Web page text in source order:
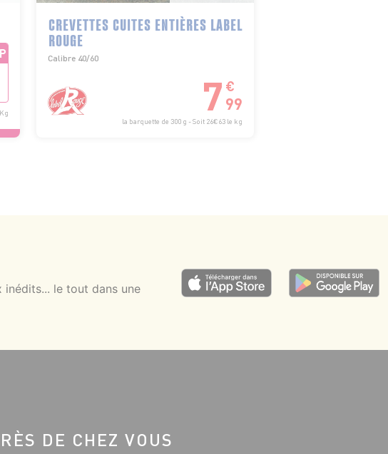
CREVETTES CUITES ENTIÈRES LABEL
ROUGE
Calibre 40/60
7 €
99
la barquette de 300 g - Soit 26€63 le kg
inédits... le tout dans une
DE CHEZ VOUS